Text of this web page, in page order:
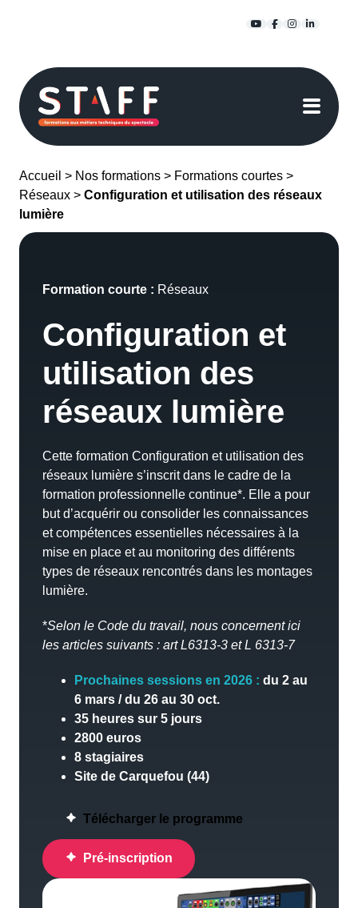
YouTube
Facebook
Accueil > Nos formations > Formations courtes >
Réseaux > Configuration et utilisation des réseaux
lumière
Formation courte : Réseaux
Configuration et
utilisation des
réseaux lumière
Cette formation Configuration et utilisation des
réseaux lumière s’inscrit dans le cadre de la
formation professionnelle continue*. Elle a pour
but d’acquérir ou consolider les connaissances
et compétences essentielles nécessaires à la
mise en place et au monitoring des différents
types de réseaux rencontrés dans les montages
lumière.
*Selon le Code du travail, nous concernent ici
les articles suivants : art L6313-3 et L 6313-7
Prochaines sessions en 2026 : du 2 au
6 mars / du 26 au 30 oct.
35 heures sur 5 jours
2800 euros
8 stagiaires
Site de Carquefou (44)
Télécharger le programme
Pré-inscription